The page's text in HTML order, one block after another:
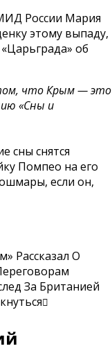
России Мария
этому выпаду,
об
том, что Крым — это
«Сны и
сны снятся
Помпео на его
если он,
Рассказал О
За Британией